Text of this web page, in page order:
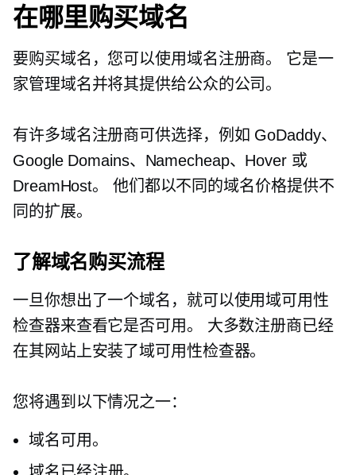
在哪里购买域名
要购买域名，您可以使用域名注册商。 它是一
家管理域名并将其提供给公众的公司。
有许多域名注册商可供选择，例如 GoDaddy、
Google Domains、Namecheap、Hover 或
DreamHost。 他们都以不同的域名价格提供不
同的扩展。
了解域名购买流程
一旦你想出了一个域名，就可以使用域可用性
检查器来查看它是否可用。 大多数注册商已经
在其网站上安装了域可用性检查器。
您将遇到以下情况之一：
域名可用。